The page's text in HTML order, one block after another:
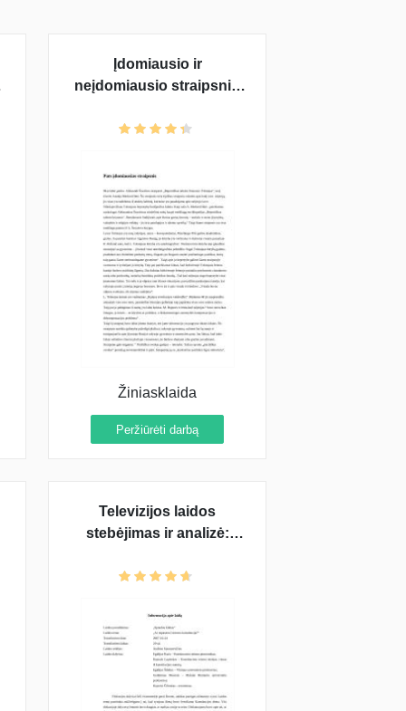
Įdomiausio ir
neįdomiausio straipsnių
Žiniasklaida
Peržiūrėti darbą
Televizijos laidos
stebėjimas ir analizė: